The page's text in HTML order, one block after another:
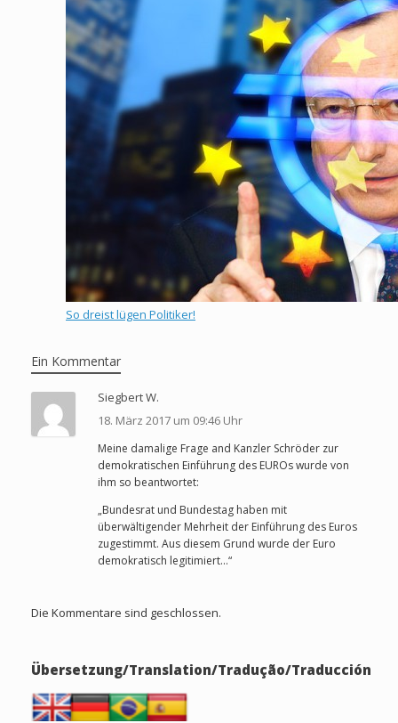
So dreist lügen Politiker!
Ein Kommentar
Siegbert W.
18. März 2017 um 09:46 Uhr
Meine damalige Frage and Kanzler Schröder zur
demokratischen Einführung des EUROs wurde von
ihm so beantwortet:
„Bundesrat und Bundestag haben mit
überwältigender Mehrheit der Einführung des Euros
zugestimmt. Aus diesem Grund wurde der Euro
demokratisch legitimiert…“
Die Kommentare sind geschlossen.
Übersetzung/Translation/Tradução/Traducción